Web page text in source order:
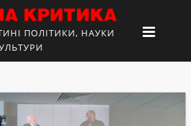
ПОЛІТИКИ, НАУКИ